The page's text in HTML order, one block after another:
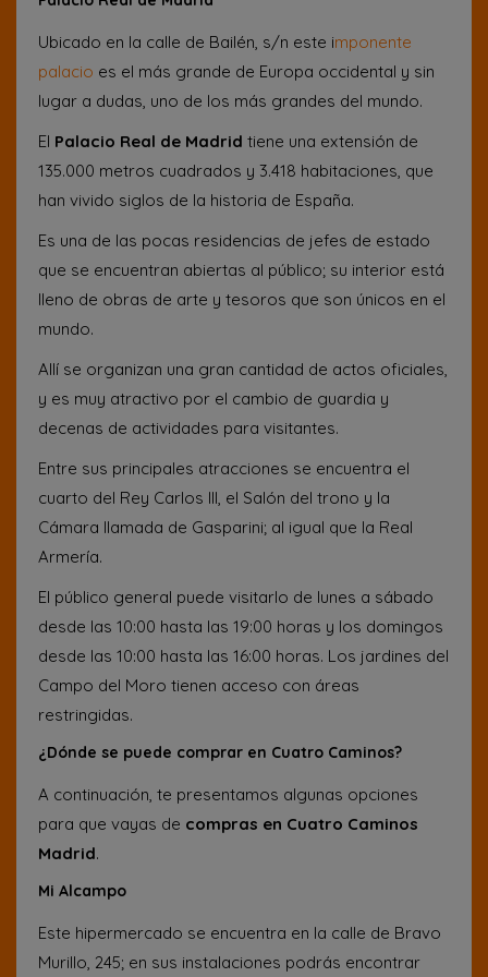
Ubicado en la calle de Bailén, s/n este imponente
palacio es el más grande de Europa occidental y sin
lugar a dudas, uno de los más grandes del mundo.
El Palacio Real de Madrid tiene una extensión de
135.000 metros cuadrados y 3.418 habitaciones, que
han vivido siglos de la historia de España.
Es una de las pocas residencias de jefes de estado
que se encuentran abiertas al público; su interior está
lleno de obras de arte y tesoros que son únicos en el
mundo.
Allí se organizan una gran cantidad de actos oficiales,
y es muy atractivo por el cambio de guardia y
decenas de actividades para visitantes.
Entre sus principales atracciones se encuentra el
cuarto del Rey Carlos III, el Salón del trono y la
Cámara llamada de Gasparini; al igual que la Real
Armería.
El público general puede visitarlo de lunes a sábado
desde las 10:00 hasta las 19:00 horas y los domingos
desde las 10:00 hasta las 16:00 horas. Los jardines del
Campo del Moro tienen acceso con áreas
restringidas.
¿Dónde se puede comprar en Cuatro Caminos?
A continuación, te presentamos algunas opciones
para que vayas de compras en Cuatro Caminos
Madrid.
Mi Alcampo
Este hipermercado se encuentra en la calle de Bravo
Murillo, 245; en sus instalaciones podrás encontrar